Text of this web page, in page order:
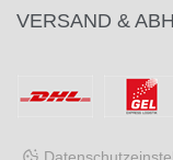
VERSAND &